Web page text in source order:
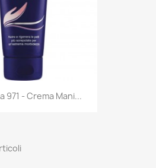
Anteprima
971 - Crema Mani...